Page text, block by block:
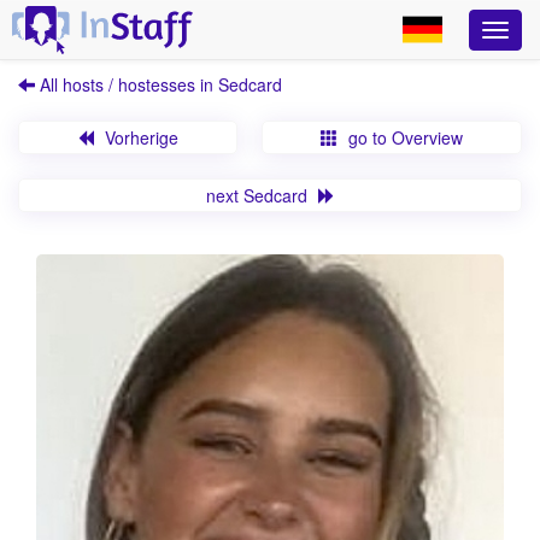
All hosts / hostesses in Sedcard
Vorherige go to Overview
next Sedcard